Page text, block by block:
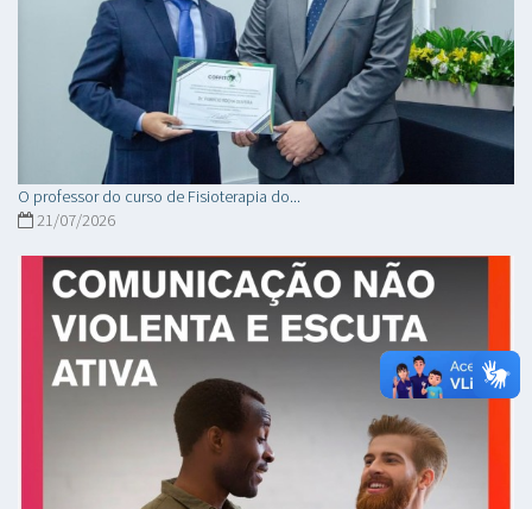
O professor do curso de Fisioterapia do...
21/07/2026